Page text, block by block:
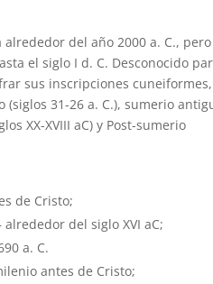
del año 2000 a. C., pero
el siglo I d. C. Desconocido
sus inscripciones
31-26 a. C.), sumerio
XX-XVIII aC) y Post-sumerio
de Cristo;
del siglo XVI aC;
a. C.
antes de Cristo;